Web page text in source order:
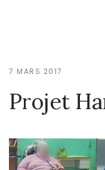
7 MARS 2017
Projet